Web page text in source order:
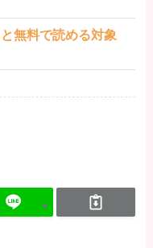
無料で読める対象